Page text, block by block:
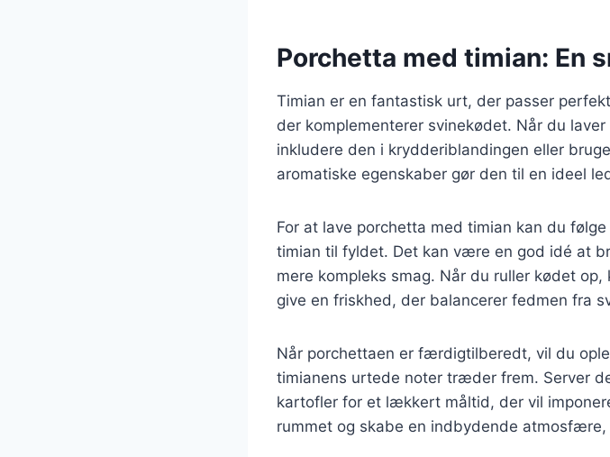
Porchetta med timian: En
Timian er en fantastisk urt, der passer
der komplementerer svinekødet. Når du
inkludere den i krydderiblandingen eller
aromatiske egenskaber gør den til en ideel
For at lave porchetta med timian kan du
timian til fyldet. Det kan være en god idé at
mere kompleks smag. Når du ruller kødet
give en friskhed, der balancerer fedmen fra
Når porchettaen er færdigtilberedt, vil du
timianens urtede noter træder frem. Server
kartofler for et lækkert måltid, der vil
rummet og skabe en indbydende